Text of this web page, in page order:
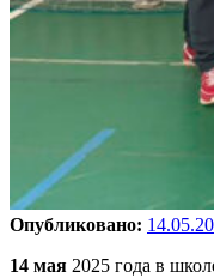
Опубликовано:
14 мая 2025 года в